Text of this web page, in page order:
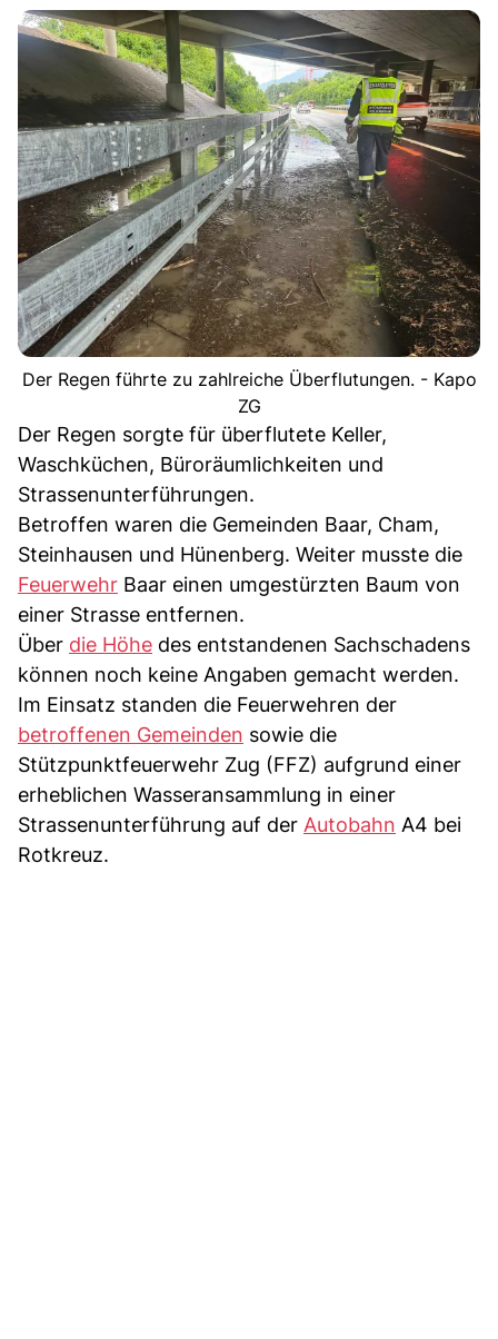
Der Regen führte zu zahlreiche Überflutungen. - Kapo
ZG
Der Regen sorgte für überflutete Keller,
Waschküchen, Büroräumlichkeiten und
Strassenunterführungen.
Betroffen waren die Gemeinden Baar, Cham,
Steinhausen und Hünenberg. Weiter musste die
Feuerwehr Baar einen umgestürzten Baum von
einer Strasse entfernen.
Über die Höhe des entstandenen Sachschadens
können noch keine Angaben gemacht werden.
Im Einsatz standen die Feuerwehren der
betroffenen Gemeinden sowie die
Stützpunktfeuerwehr Zug (FFZ) aufgrund einer
erheblichen Wasseransammlung in einer
Strassenunterführung auf der Autobahn A4 bei
Rotkreuz.